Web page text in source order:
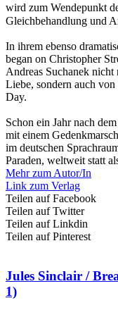
wird zum Wendepunkt
Gleichbehandlung und
In ihrem ebenso
began on Christopher
Andreas Suchanek
Liebe, sondern auch von
Day.
Schon ein Jahr nach
mit einem
im deutschen
Paraden, weltweit statt
Mehr zum Autor/In
Link zum Verlag
Teilen auf Facebook
Teilen auf Twitter
Teilen auf Linkdin
Teilen auf Pinterest
Jules Sinclair /
1)